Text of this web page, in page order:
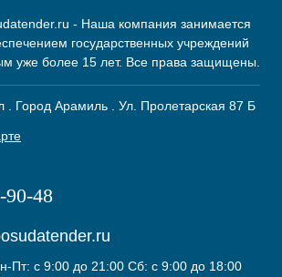
- Наша компания занимается
государственных учреждений
уже более 15 лет. Все права защищены.
. Город Арамиль . Ул. Пролетарская 87 Б
90-48
Пт: с 9:00 до 21:00 Сб: с 9:00 до 18:00